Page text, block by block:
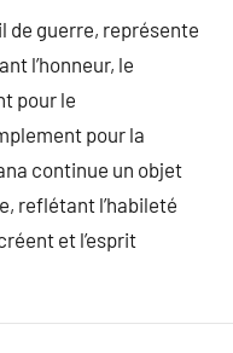
de guerre, représente
l’honneur, le
pour le
pour la
continue un objet
reflétant l’habileté
et l’esprit